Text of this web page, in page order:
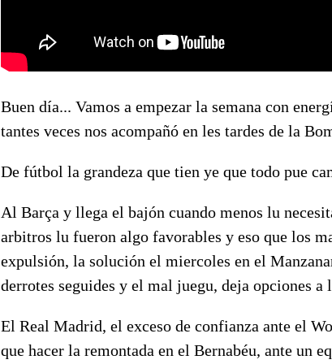
Buen día... Vamos a empezar la semana con
tantes veces nos acompañó en les tardes de la
De fútbol la grandeza que tien ye que todo pue
Al Barça y llega el bajón cuando menos lu
arbitros lu fueron algo favorables y eso que los
expulsión, la solución el miercoles en el
derrotes seguides y el mal juegu, deja opciones a
El Real Madrid, el exceso de confianza ante el
que hacer la remontada en el Bernabéu, ante un